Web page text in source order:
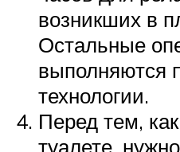
возникших в
Остальные
выполняются
технологии.
Перед тем,
туалете,